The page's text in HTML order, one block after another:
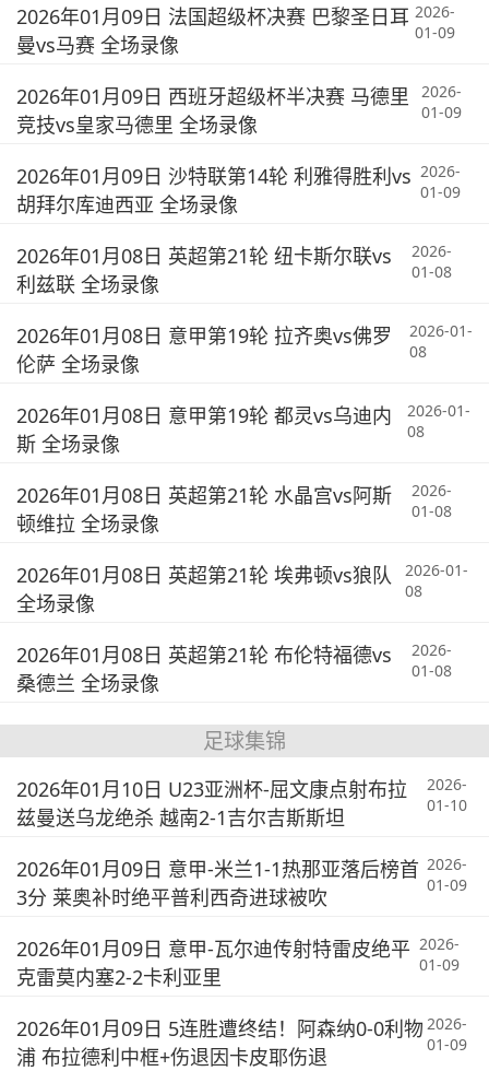
2026年01月09日 法国超级杯决赛 巴黎圣日耳
曼vs马赛 全场录像
2026-
01-09
2026年01月09日 西班牙超级杯半决赛 马德里
竞技vs皇家马德里 全场录像
2026-
01-09
2026年01月09日 沙特联第14轮 利雅得胜利vs
胡拜尔库迪西亚 全场录像
2026-
01-09
2026年01月08日 英超第21轮 纽卡斯尔联vs
利兹联 全场录像
2026-
01-08
2026年01月08日 意甲第19轮 拉齐奥vs佛罗
伦萨 全场录像
2026-01-
08
2026年01月08日 意甲第19轮 都灵vs乌迪内
斯 全场录像
2026-01-
08
2026年01月08日 英超第21轮 水晶宫vs阿斯
顿维拉 全场录像
2026-
01-08
2026年01月08日 英超第21轮 埃弗顿vs狼队
全场录像
2026-01-
08
2026年01月08日 英超第21轮 布伦特福德vs
桑德兰 全场录像
2026-
01-08
足球集锦
2026年01月10日 U23亚洲杯-屈文康点射布拉
兹曼送乌龙绝杀 越南2-1吉尔吉斯斯坦
2026-
01-10
2026年01月09日 意甲-米兰1-1热那亚落后榜首
3分 莱奥补时绝平普利西奇进球被吹
2026-
01-09
2026年01月09日 意甲-瓦尔迪传射特雷皮绝平
克雷莫内塞2-2卡利亚里
2026-
01-09
2026年01月09日 5连胜遭终结！阿森纳0-0利物
浦 布拉德利中框+伤退因卡皮耶伤退
2026-
01-09